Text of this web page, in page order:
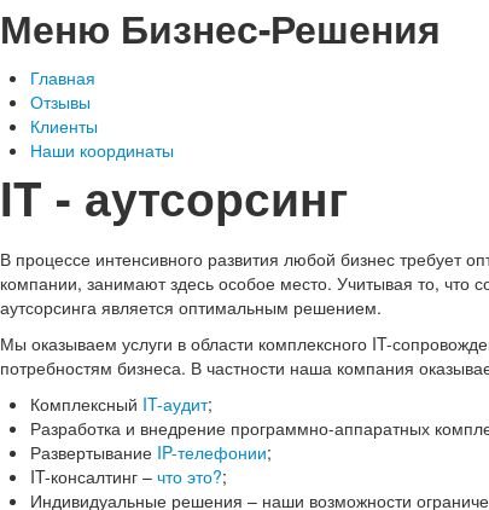
Меню Бизнес-Решения
Главная
Отзывы
Клиенты
Наши координаты
IT - аутсорсинг
В процессе интенсивного развития любой бизнес требует
компании, занимают здесь особое место. Учитывая то, что
аутсорсинга является оптимальным решением.
Мы оказываем услуги в области комплексного IT-
потребностям бизнеса. В частности наша компания
Комплексный IT-аудит;
Разработка и внедрение программно-аппаратных
Развертывание IP-телефонии;
IT-консалтинг – что это?;
Индивидуальные решения – наши возможности